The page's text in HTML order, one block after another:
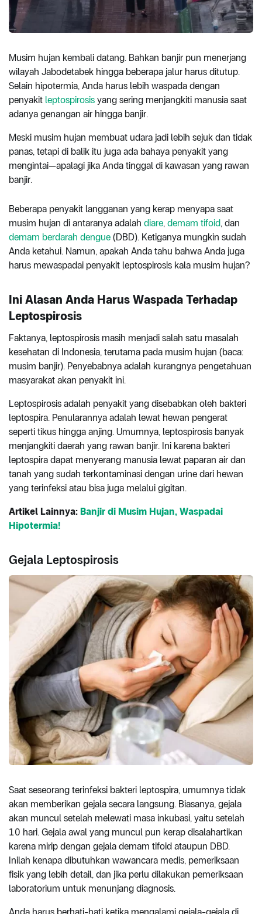
Musim hujan kembali datang. Bahkan banjir pun menerjang
wilayah Jabodetabek hingga beberapa jalur harus ditutup.
Selain hipotermia, Anda harus lebih waspada dengan
penyakit leptospirosis yang sering menjangkiti manusia saat
adanya genangan air hingga banjir.
Meski musim hujan membuat udara jadi lebih sejuk dan tidak
panas, tetapi di balik itu juga ada bahaya penyakit yang
mengintai—apalagi jika Anda tinggal di kawasan yang rawan
banjir.
Beberapa penyakit langganan yang kerap menyapa saat
musim hujan di antaranya adalah diare, demam tifoid, dan
demam berdarah dengue (DBD). Ketiganya mungkin sudah
Anda ketahui. Namun, apakah Anda tahu bahwa Anda juga
harus mewaspadai penyakit leptospirosis kala musim hujan?
Ini Alasan Anda Harus Waspada Terhadap
Leptospirosis
Faktanya, leptospirosis masih menjadi salah satu masalah
kesehatan di Indonesia, terutama pada musim hujan (baca:
musim banjir). Penyebabnya adalah kurangnya pengetahuan
masyarakat akan penyakit ini.
Leptospirosis adalah penyakit yang disebabkan oleh bakteri
leptospira. Penularannya adalah lewat hewan pengerat
seperti tikus hingga anjing. Umumnya, leptospirosis banyak
menjangkiti daerah yang rawan banjir. Ini karena bakteri
leptospira dapat menyerang manusia lewat paparan air dan
tanah yang sudah terkontaminasi dengan urine dari hewan
yang terinfeksi atau bisa juga melalui gigitan.
Artikel Lainnya: Banjir di Musim Hujan, Waspadai
Hipotermia!
Gejala Leptospirosis
Saat seseorang terinfeksi bakteri leptospira, umumnya tidak
akan memberikan gejala secara langsung. Biasanya, gejala
akan muncul setelah melewati masa inkubasi, yaitu setelah
10 hari. Gejala awal yang muncul pun kerap disalahartikan
karena mirip dengan gejala demam tifoid ataupun DBD.
Inilah kenapa dibutuhkan wawancara medis, pemeriksaan
fisik yang lebih detail, dan jika perlu dilakukan pemeriksaan
laboratorium untuk menunjang diagnosis.
Anda harus berhati-hati ketika mengalami gejala-gejala di